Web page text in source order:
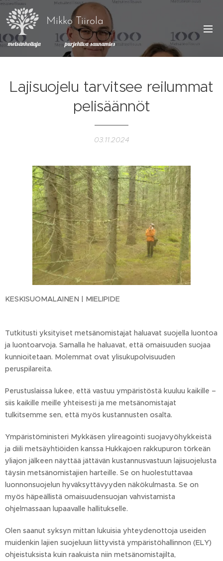
Mikko Tiirola
metsänhoitaja purjehtiva saunamies
Lajisuojelu tarvitsee reilummat
pelisäännöt
03.11.2024
KESKISUOMALAINEN | MIELIPIDE
Tutkitusti yksityiset metsänomistajat haluavat suojella luontoa
ja luontoarvoja. Samalla he haluavat, että omaisuuden suojaa
kunnioitetaan. Molemmat ovat ylisukupolvisuuden
peruspilareita.
Perustuslaissa lukee, että vastuu ympäristöstä kuuluu kaikille –
siis kaikille meille yhteisesti ja me metsänomistajat
tulkitsemme sen, että myös kustannusten osalta.
Ympäristöministeri Mykkäsen ylireagointi suojavyöhykkeistä
ja diili metsäyhtiöiden kanssa Hukkajoen rakkupuron törkeän
yliajon jälkeen näyttää jättävän kustannusvastuun lajisuojelusta
täysin metsänomistajien harteille. Se on huolestuttavaa
luonnonsuojelun hyväksyttävyyden näkökulmasta. Se on
myös häpeällistä omaisuudensuojan vahvistamista
ohjelmassaan lupaavalle hallitukselle.
Olen saanut syksyn mittan lukuisia yhteydenottoja useiden
muidenkin lajien suojeluun liittyvistä ympäristöhallinnon (ELY)
ohjeistuksista kuin raakuista niin metsänomistajilta,